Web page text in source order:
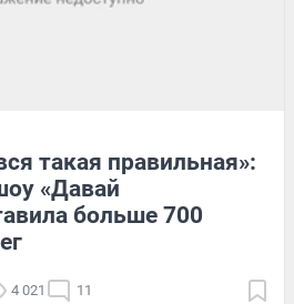
такая правильная»:
«Давай
больше 700
4 021 11